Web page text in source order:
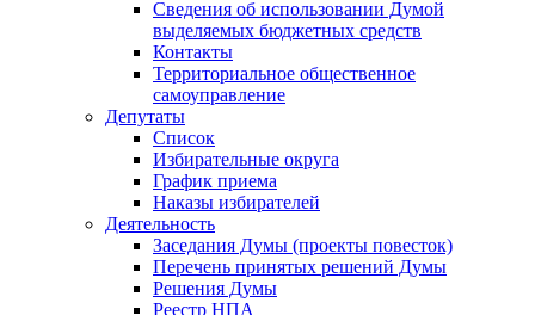
Сведения об использовании Думой
выделяемых бюджетных средств
Контакты
Территориальное общественное
самоуправление
Депутаты
Список
Избирательные округа
График приема
Наказы избирателей
Деятельность
Заседания Думы (проекты повесток)
Перечень принятых решений Думы
Решения Думы
Реестр НПА